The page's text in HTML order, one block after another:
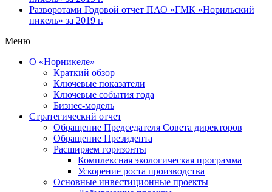
Разворотами Годовой отчет ПАО «ГМК «Норильский
никель» за 2019 г.
Меню
О «Норникеле»
Краткий обзор
Ключевые показатели
Ключевые события года
Бизнес-модель
Стратегический отчет
Обращение Председателя Совета директоров
Обращение Президента
Расширяем горизонты
Комплексная экологическая программа
Ускорение роста производства
Основные инвестиционные проекты